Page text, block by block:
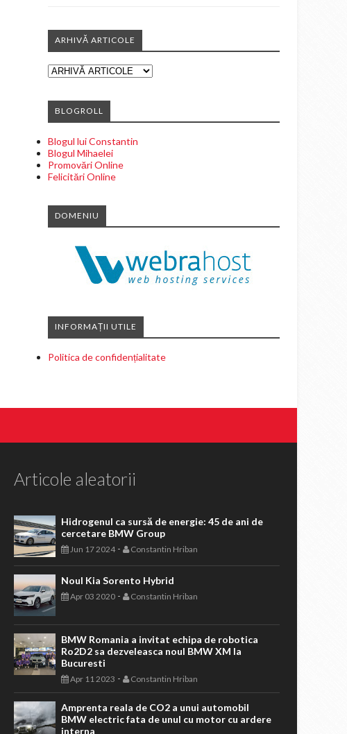
ARHIVĂ ARTICOLE
BLOGROLL
Blogul lui Constantin
Blogul Mihaelei
Promovări Online
Felicitări Online
DOMENIU
INFORMAȚII UTILE
Politica de confidențialitate
Articole aleatorii
Hidrogenul ca sursă de energie: 45 de ani de
cercetare BMW Group
Jun 17 2024- Constantin Hriban
Noul Kia Sorento Hybrid
Apr 03 2020- Constantin Hriban
BMW Romania a invitat echipa de robotica
Ro2D2 sa dezveleasca noul BMW XM la
Bucuresti
Apr 11 2023 - Constantin Hriban
Amprenta reala de CO2 a unui automobil
BMW electric fata de unul cu motor cu ardere
interna